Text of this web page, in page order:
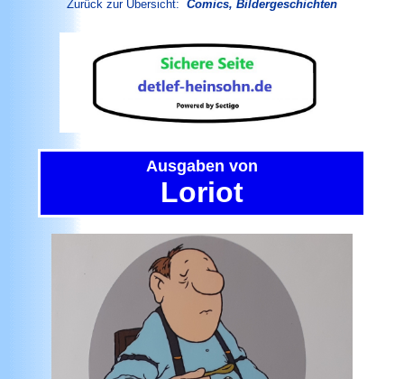
Zurück zur Übersicht: Comics, Bildergeschichten
Ausgaben von
Loriot